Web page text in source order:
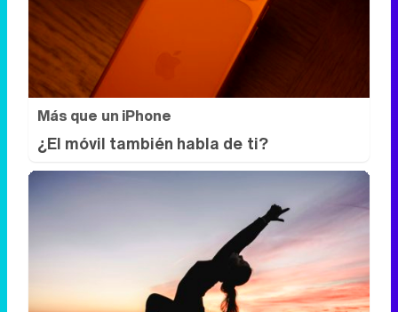
Más que un iPhone
¿El móvil también habla de ti?